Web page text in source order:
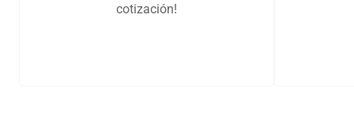
cotización!